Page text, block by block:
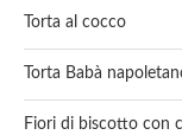
Torta al cocco
Torta Babà
Fiori di biscotto con